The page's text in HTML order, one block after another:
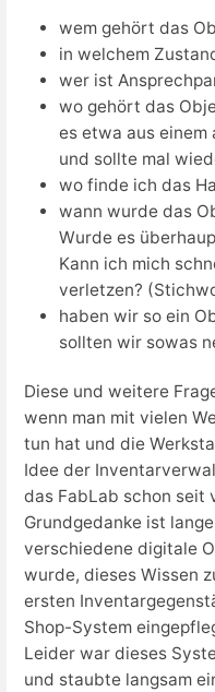
wem gehört das
in welchem
wer ist
wo gehört das
es etwa aus
und sollte mal
wo finde ich das
wann wurde das
Wurde es
Kann ich mich
verletzen?
haben wir so ein
sollten wir sowas
Diese und weitere
wenn man mit vielen
tun hat und die
Idee der
das FabLab schon seit
Grundgedanke ist
verschiedene digitale
wurde, dieses Wissen
ersten
Shop-System
Leider war dieses
und staubte langsam